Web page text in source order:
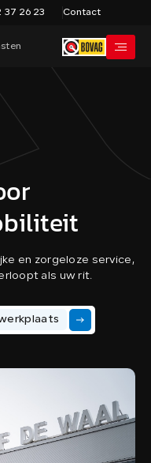
37 26 23 Contact
en zorgeloze service,
als uw rit.